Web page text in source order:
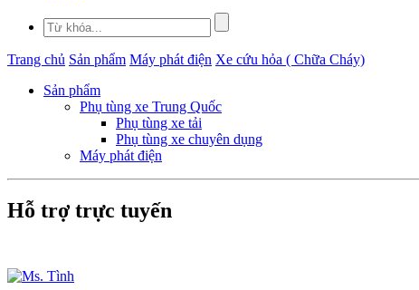
Trang chủ Sản phẩm Máy phát điện Xe cứu hỏa ( Chữa Cháy)
Sản phẩm
Phụ tùng xe Trung Quốc
Phụ tùng xe tải
Phụ tùng xe chuyên dụng
Máy phát điện
Hỗ trợ trực tuyến